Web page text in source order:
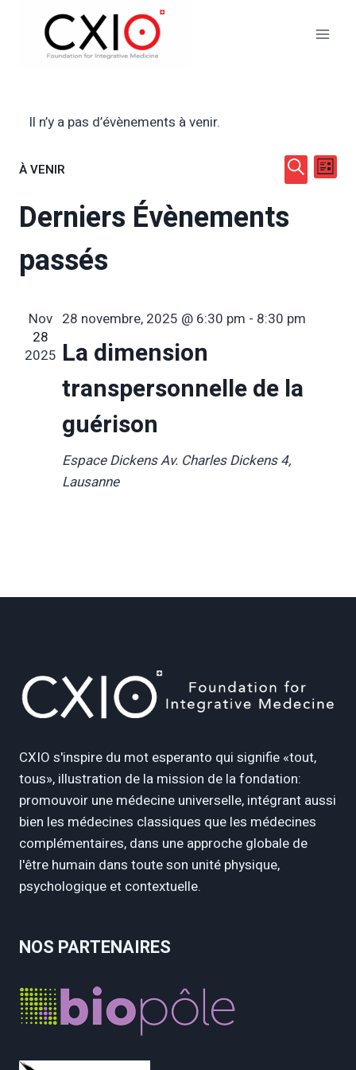
contenu
Il n’y a pas d’évènements à venir.
et
de
LISTE
À VENIR
une
date.
Derniers Évènements
passés
Nov
28
2025
28 novembre, 2025 @ 6:30 pm - 8:30 pm
La dimension
transpersonnelle de la
guérison
Espace DickensAv. Charles Dickens 4,
Lausanne
CXIO s'inspire du mot esperanto qui signifie «tout,
tous», illustration de la mission de la fondation:
promouvoir une médecine universelle, intégrant aussi
bien les médecines classiques que les médecines
complémentaires, dans une approche globale de
l'être humain dans toute son unité physique,
psychologique et contextuelle.
NOS PARTENAIRES